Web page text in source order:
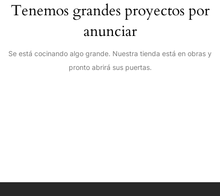
Tenemos grandes proyectos por
anunciar
Se está cocinando algo grande. Nuestra tienda está en obras y
pronto abrirá sus puertas.